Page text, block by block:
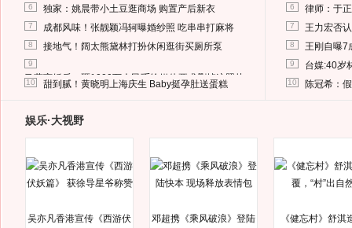
6 独家：姚晨带小土豆逛商场 购置产后新衣
7 成都风味！张靓颖冯轲曝婚纱照 吃串串打麻将
8 接地气！阔太熊黛林打扮休闲逛街买厕所泵
9
马蓉离婚后，砸1000万人民币给媒体要求删掉这照片
10 甜到腻！黄晓明上海庆生 Baby挺孕肚送蛋糕
6 律师：于
7 王力宏否
8 王刚自曝7
9 台媒:40岁
10 陈冠希：
娱乐·大视野
吴亦凡香港宣传《西游伏
邓超携《乘风破浪》登陆
《健忘村》舒淇